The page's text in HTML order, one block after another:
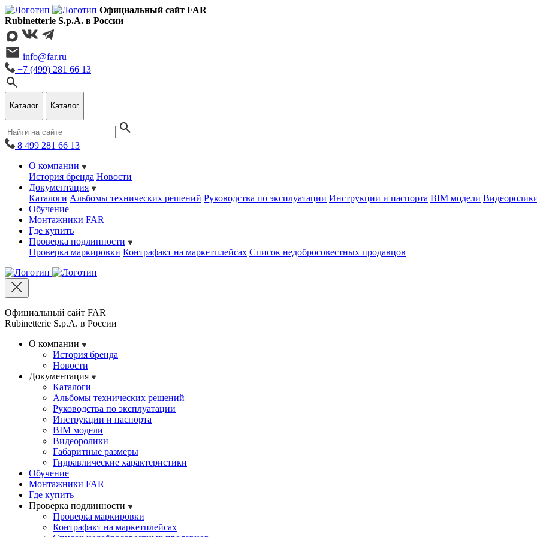
Официальный сайт FAR
Rubinetterie S.p.A. в России
info@far.ru
+7 (499) 281 66 13
Каталог Каталог
8 499 281 66 13
О компании
История бренда Новости
Документация
Каталоги Альбомы технических решений Руководства по эксплуатации Инструкции и паспорта BIM модели
Обучение
Монтажники FAR
Где купить
Проверка подлинности
Проверка маркировки Контрафакт на маркетплейсах Cписок недобросовестных продавцов
Официальный сайт FAR
Rubinetterie S.p.A. в России
О компании
История бренда
Новости
Документация
Каталоги
Альбомы технических решений
Руководства по эксплуатации
Инструкции и паспорта
BIM модели
Видеоролики
Габаритные размеры
Гидравлические характеристики
Обучение
Монтажники FAR
Где купить
Проверка подлинности
Проверка маркировки
Контрафакт на маркетплейсах